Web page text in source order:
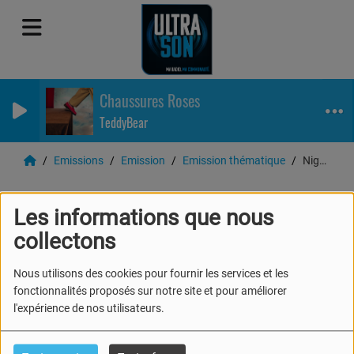
Les informations que nous
collectons
Nous utilisons des cookies pour fournir les services et les
fonctionnalités proposés sur notre site et pour améliorer
l'expérience de nos utilisateurs.
Chaussures Roses
TeddyBear
Emissions Emission Emission thématique Night Club
Night Club